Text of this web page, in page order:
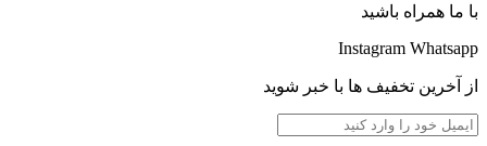
با ما همراه باشید
Instagram Whatsapp
از آخرین تخفیف ها با خبر شوید